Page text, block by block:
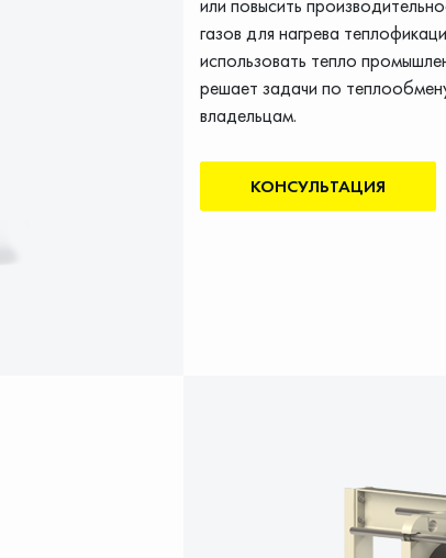
газов для нагрева
использовать тепло
решает задачи по
владельцам.
КОНСУЛЬТАЦИЯ